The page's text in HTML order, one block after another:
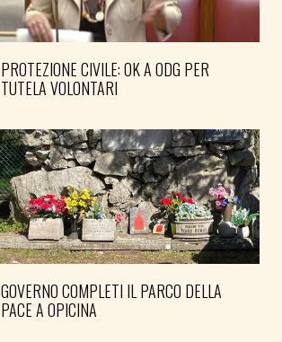
PROTEZIONE CIVILE: OK A ODG PER
TUTELA VOLONTARI
GOVERNO COMPLETI IL PARCO DELLA
PACE A OPICINA